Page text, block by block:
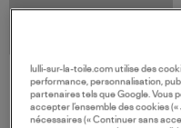
480,00 €
JEROME DREYFUSS
Sac Bobi S Cuir Lamé
Champagne
lulli-sur-la-toile.com utilise des
performance, personnalisation,
partenaires tels que Google. Vous
accepter l’ensemble des cookies
nécessaires (« Continuer sans